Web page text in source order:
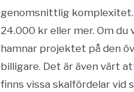
genomsnittlig komplexitet.
24.000 kr eller mer. Om
hamnar projektet på den
billigare. Det är även värt
finns vissa skalfördelar vid